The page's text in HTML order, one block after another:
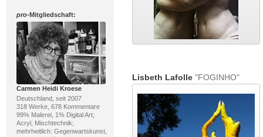
pro-Mitgliedschaft:
Carmen Heidi Kroese
Deutschland, seit 2007
318 Werke, 678 Kommentare
99% Malerei, 1% Digital Art;
Acryl, Mischtechnik;
mehrheitlich: Gegenwartskunst,
Lisbeth Lafolle"FOGINHO"